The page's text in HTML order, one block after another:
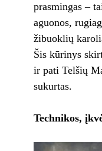
prasmingas –
aguonos,
žibuoklių
Šis kūrinys
ir pati Telšių
sukurtas.
Technikos,